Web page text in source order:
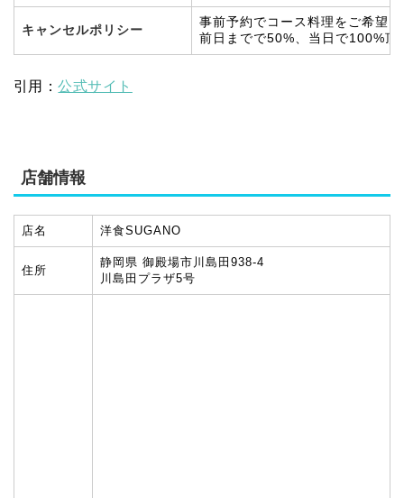
キャンセルポリシー
事前予約でコース料理をご希望
前日までで50%、当日で100%頂
引用：公式サイト
店舗情報
店名 洋食SUGANO
住所
静岡県 御殿場市川島田938-4
川島田プラザ5号